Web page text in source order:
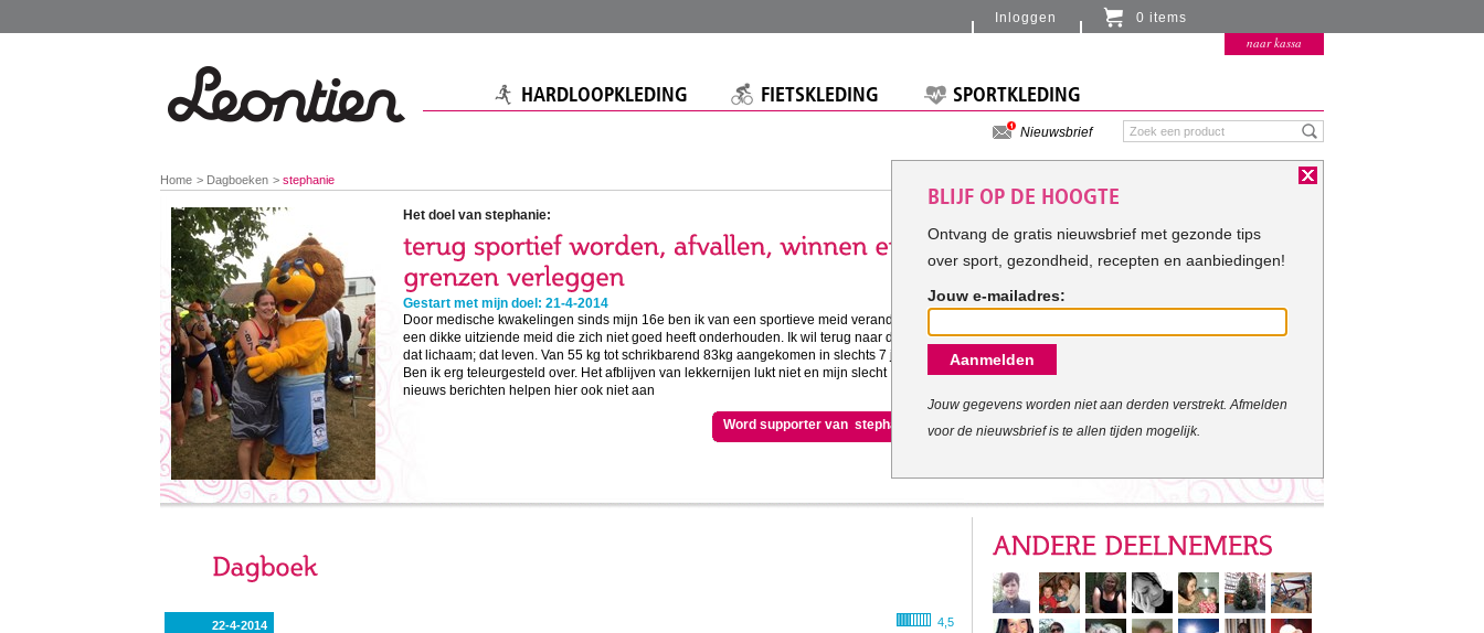
You
are
here:
Home Dagboeken stephanie
Het doel van stephanie:
Gestart met mijn doel: 21-4-2014
Door medische kwakelingen sinds mijn 16e ben ik van een sportieve meid veranderd in
een dikke uitziende meid die zich niet goed heeft onderhouden. Ik wil terug naar dat lijf,
dat lichaam; dat leven. Van 55 kg tot schrikbarend 83kg aangekomen in slechts 7 jaar.
Ben ik erg teleurgesteld over. Het afblijven van lekkernijen lukt niet en mijn slecht
nieuws berichten helpen hier ook niet aan
Word supporter van stephanie
22-4-2014 4,5
HARDLOOPKLEDING FIETSKLEDING SPORTKLEDING
Nieuwsbrief
Inloggen 0 items
Er zitten momenteel geen artikelen in de
naar kassa
BLIJF OP DE HOOGTE
Ontvang de gratis nieuwsbrief met gezonde tips
over sport, gezondheid, recepten en aanbiedingen!
Jouw e-mailadres:
Aanmelden
Jouw gegevens worden niet aan derden verstrekt. Afmelden
voor de nieuwsbrief is te allen tijden mogelijk.